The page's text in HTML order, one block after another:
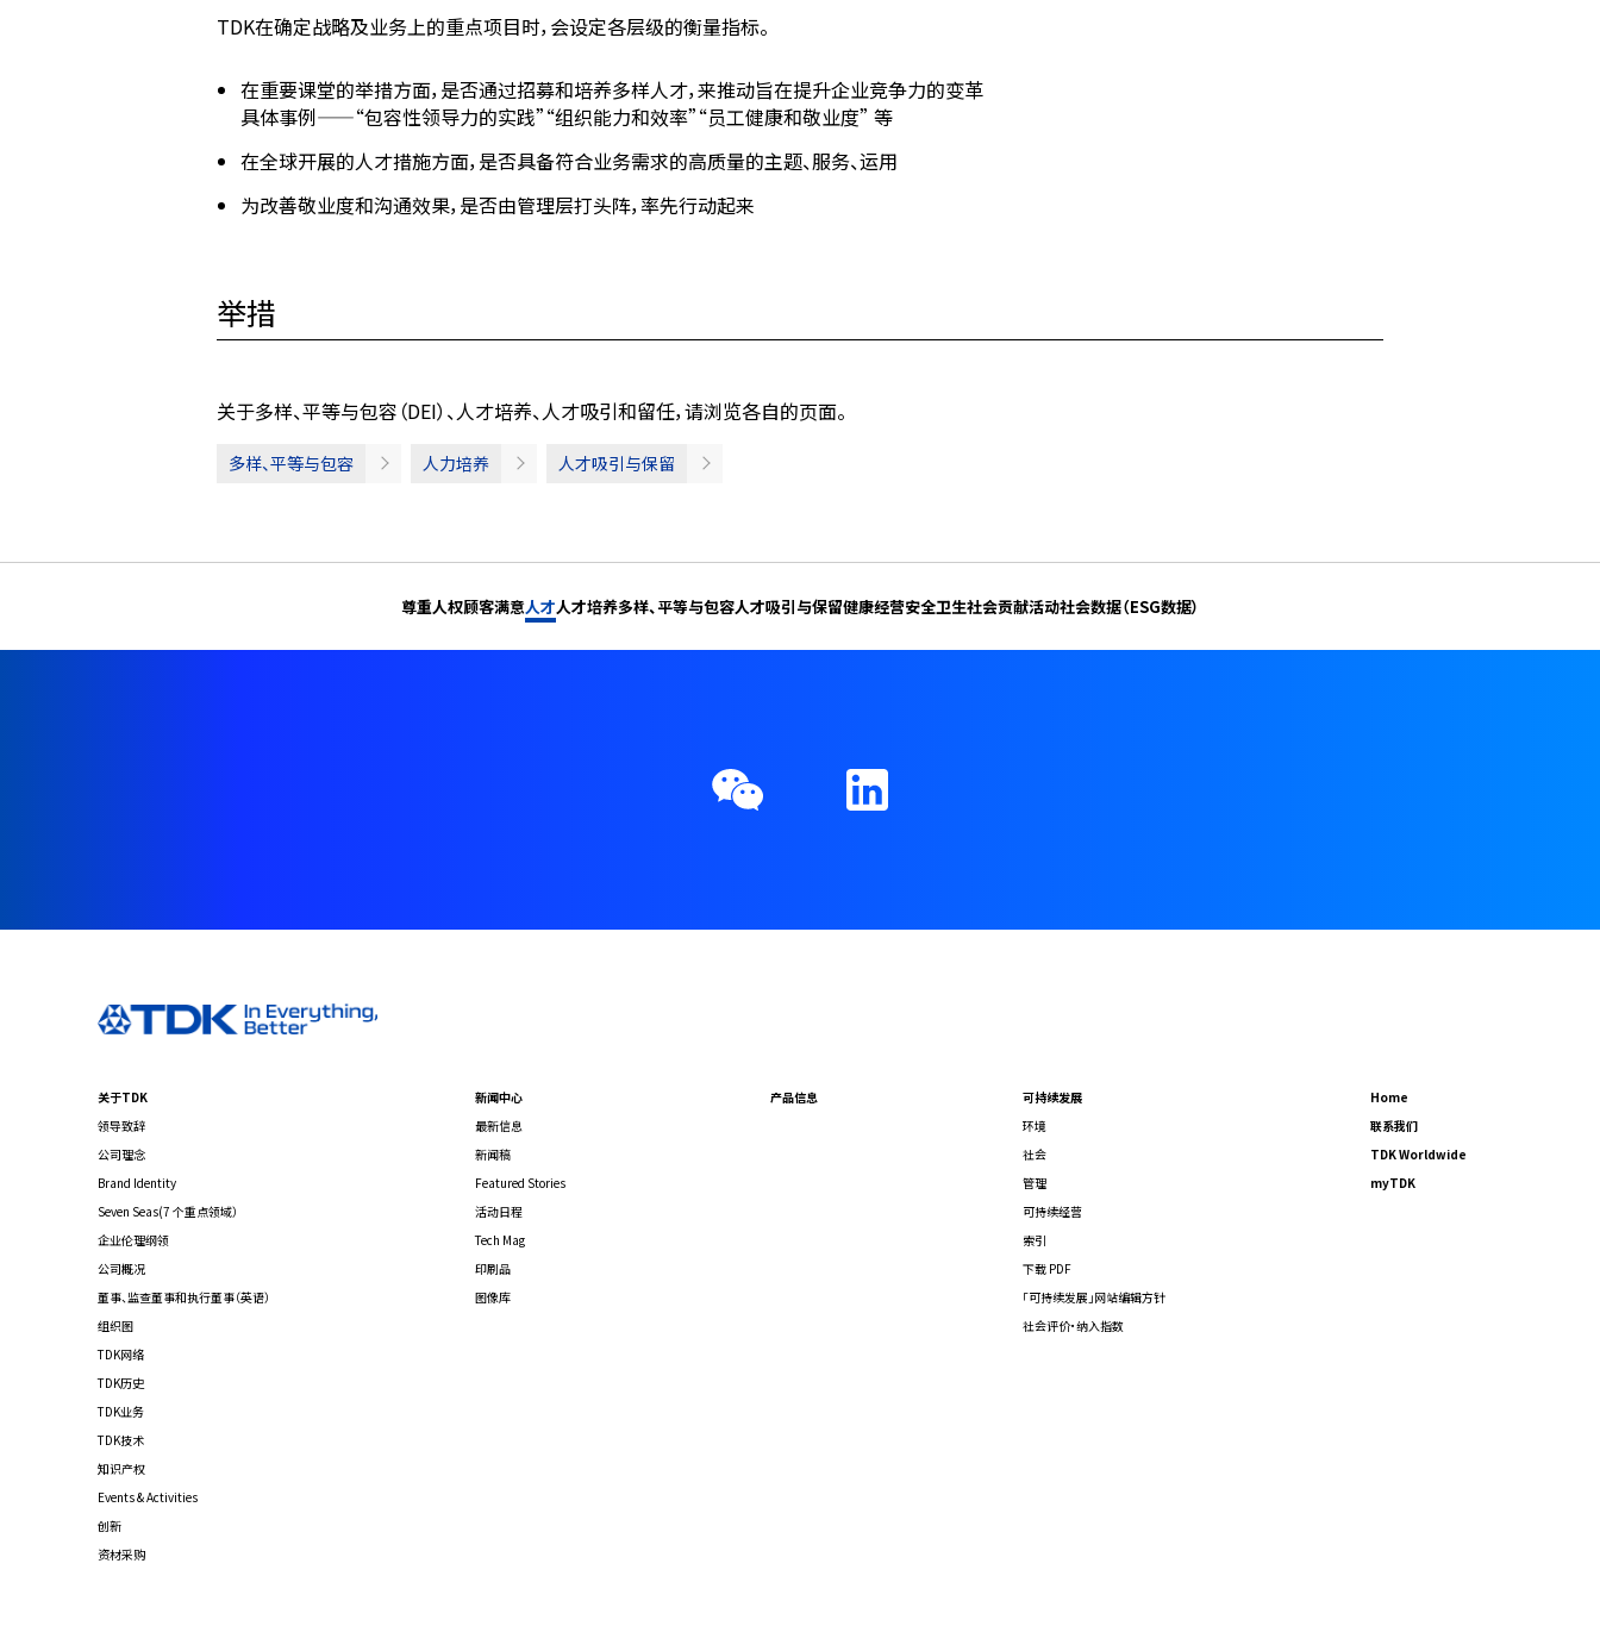
TDK在确定战略及业务上的重点项目时，会设定各层级的衡量指标。
在重要课堂的举措方面，是否通过招募和培养多样人才，来推动旨在提升企业竞争力的变革
具体事例——“包容性领导力的实践”“组织能力和效率”“员工健康和敬业度” 等
在全球开展的人才措施方面，是否具备符合业务需求的高质量的主题、服务、运用
为改善敬业度和沟通效果，是否由管理层打头阵，率先行动起来
举措
关于多样、平等与包容（DEI）、人才培养、人才吸引和留任，请浏览各自的页面。
多样、平等与包容 人力培养 人才吸引与保留
尊重人权顾客满意人才人才培养多样、平等与包容人才吸引与保留健康经营安全卫生社会贡献活动社会数据（ESG数据）
关于TDK
领导致辞
公司理念
Brand Identity
Seven Seas(7 个重点领域）
企业伦理纲领
公司概况
董事、监查董事和执行董事（英语）
组织图
TDK网络
TDK历史
TDK业务
TDK技术
知识产权
Events & Activities
创新
资材采购
新闻中心
最新信息
新闻稿
Featured Stories
活动日程
Tech Mag
印刷品
图像库
产品信息
可持续发展
环境
社会
管理
可持续经营
索引
下载 PDF
「可持续发展」网站编辑方针
社会评价·纳入指数
Home
联系我们
TDK Worldwide
myTDK